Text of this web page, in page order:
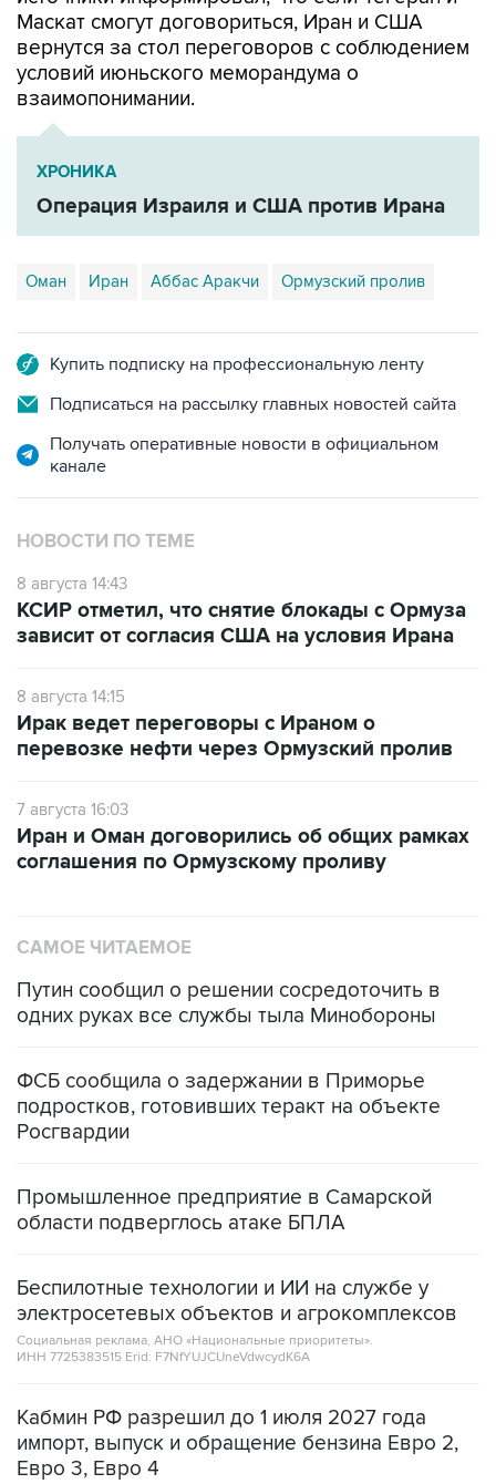
Маскат смогут договориться, Иран и США
вернутся за стол переговоров с соблюдением
условий июньского меморандума о
взаимопонимании.
ХРОНИКА
Операция Израиля и США против Ирана
Оман Иран Аббас Аракчи Ормузский пролив
Купить подписку на профессиональную ленту
Подписаться на рассылку главных новостей сайта
Получать оперативные новости в официальном
канале
НОВОСТИ ПО ТЕМЕ
8 августа 14:43
КСИР отметил, что снятие блокады с Ормуза
зависит от согласия США на условия Ирана
8 августа 14:15
Ирак ведет переговоры с Ираном о
перевозке нефти через Ормузский пролив
7 августа 16:03
Иран и Оман договорились об общих рамках
соглашения по Ормузскому проливу
САМОЕ ЧИТАЕМОЕ
Путин сообщил о решении сосредоточить в
одних руках все службы тыла Минобороны
ФСБ сообщила о задержании в Приморье
подростков, готовивших теракт на объекте
Росгвардии
Промышленное предприятие в Самарской
области подверглось атаке БПЛА
Беспилотные технологии и ИИ на службе у
электросетевых объектов и агрокомплексов
Социальная реклама, АНО «Национальные приоритеты».
ИНН 7725383515 Erid: F7NfYUJCUneVdwcydK6A
Кабмин РФ разрешил до 1 июля 2027 года
импорт, выпуск и обращение бензина Евро 2,
Евро 3, Евро 4